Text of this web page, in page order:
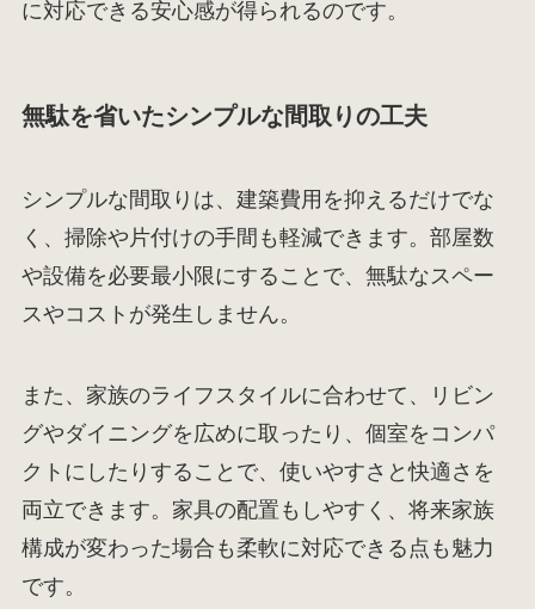
に対応できる安心感が得られるのです。
無駄を省いたシンプルな間取りの工夫
シンプルな間取りは、建築費用を抑えるだけでな
く、掃除や片付けの手間も軽減できます。部屋数
や設備を必要最小限にすることで、無駄なスペー
スやコストが発生しません。
また、家族のライフスタイルに合わせて、リビン
グやダイニングを広めに取ったり、個室をコンパ
クトにしたりすることで、使いやすさと快適さを
両立できます。家具の配置もしやすく、将来家族
構成が変わった場合も柔軟に対応できる点も魅力
です。